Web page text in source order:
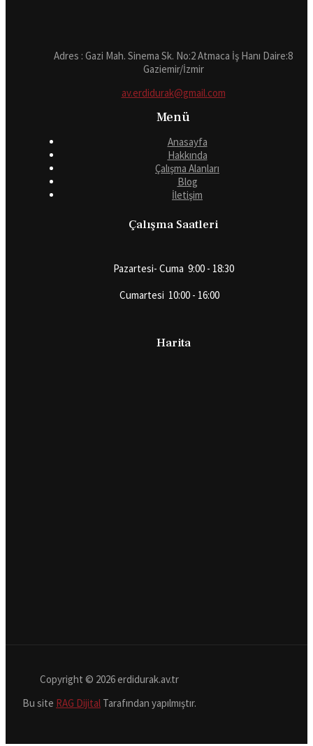
Adres : Gazi Mah. Sinema Sk. No:2 Atmaca İş Hanı Daire:8
Gaziemir/İzmir
av.erdidurak@gmail.com
Menü
Anasayfa
Hakkında
Çalışma Alanları
Blog
İletişim
Çalışma Saatleri
Pazartesi- Cuma 9:00 - 18:30
Cumartesi 10:00 - 16:00
Harita
Copyright © 2026 erdidurak.av.tr
Bu site RAG Dijital Tarafından yapılmıştır.